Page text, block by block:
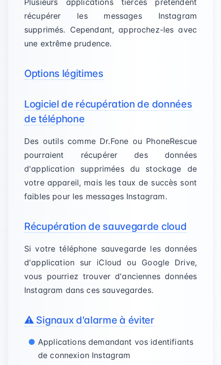
Plusieurs applications tierces prétendent
récupérer les messages Instagram
supprimés. Cependant, approchez-les avec
une extrême prudence.
Options légitimes
Logiciel de récupération de données
de téléphone
Des outils comme Dr.Fone ou PhoneRescue
pourraient récupérer des données
d'application supprimées du stockage de
votre appareil, mais les taux de succès sont
faibles pour les messages Instagram.
Récupération de sauvegarde cloud
Si votre téléphone sauvegarde les données
d'application sur iCloud ou Google Drive,
vous pourriez trouver d'anciennes données
Instagram dans ces sauvegardes.
⚠️ Signaux d'alarme à éviter
Applications demandant vos identifiants
de connexion Instagram